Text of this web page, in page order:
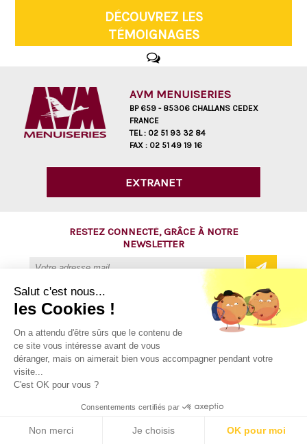
DÉCOUVREZ LES
TÉMOIGNAGES
AVM MENUISERIES
BP 659 - 85306 CHALLANS CEDEX
FRANCE
TEL : 02 51 93 32 84
FAX : 02 51 49 19 16
EXTRANET
RESTEZ CONNECTÉ, GRÂCE À NOTRE
NEWSLETTER
@ Copyright 2016 - AVM Menuiseries
Tous droits réservés
Contact
Salut c'est nous...
les Cookies !
On a attendu d'être sûrs que le contenu de
ce site vous intéresse avant de vous
déranger, mais on aimerait bien vous accompagner pendant votre
visite...
C'est OK pour vous ?
Consentements certifiés par
Non merci Je choisis OK pour moi